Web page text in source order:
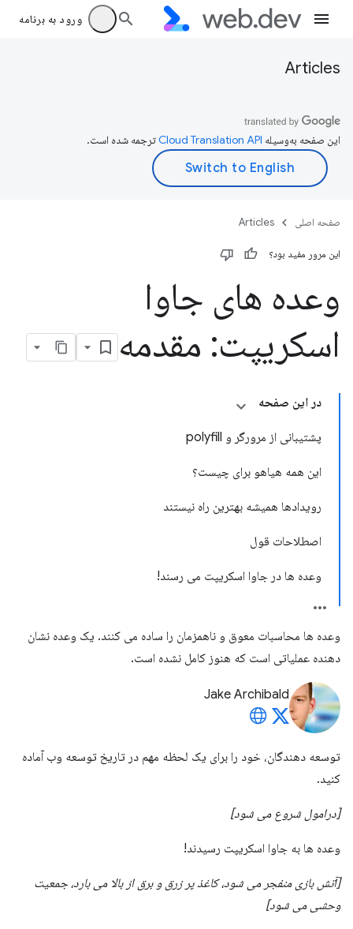
ورود به برنامه
Articles
این صفحه به‌وسیله ترجمه شده است.
صفحه اصلی Articles
این مرور مفید بود؟
وعده های جاوا
اسکریپت: مقدمه
در این صفحه
پشتیبانی از مرورگر و polyfill
این همه هیاهو برای چیست؟
رویدادها همیشه بهترین راه نیستند
اصطلاحات قول
وعده ها در جاوا اسکریپت می رسند!
وعده ها محاسبات معوق و ناهمزمان را ساده می کنند. یک وعده نشان
دهنده عملیاتی است که هنوز کامل نشده است.
Jake Archibald
توسعه دهندگان، خود را برای یک لحظه مهم در تاریخ توسعه وب آماده
کنید.
[درامول شروع می شود]
وعده ها به جاوا اسکریپت رسیدند!
[آتش بازی منفجر می شود، کاغذ پر زرق و برق از بالا می بارد، جمعیت
وحشی می شود]